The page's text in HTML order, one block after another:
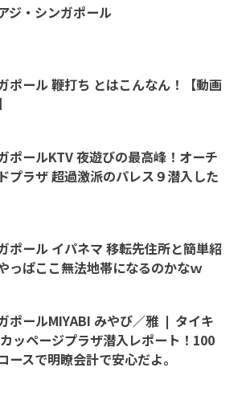
ジ・シンガポール
ポール 鞭打ち とはこんなん！【動画
ポールKTV 夜遊びの最高峰！オーチ
プラザ 超過激派のパレス９潜入した
ポール イパネマ 移転先住所と簡単紹
っぱここ無法地帯になるのかなｗ
ポールMIYABI みやび／雅 ❘ タイキ
ッページプラザ潜入レポート！100
ースで明瞭会計で安心だよ。